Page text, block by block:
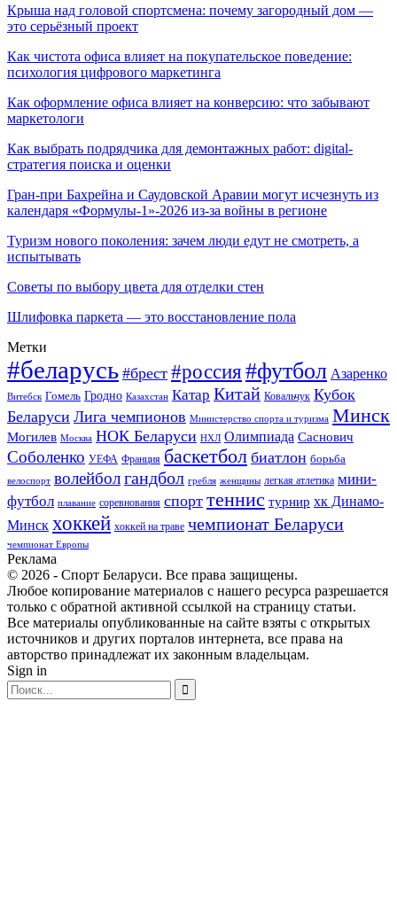
Крыша над головой спортсмена: почему загородный дом —
это серьёзный проект
Как чистота офиса влияет на покупательское поведение:
психология цифрового маркетинга
Как оформление офиса влияет на конверсию: что забывают
маркетологи
Как выбрать подрядчика для демонтажных работ: digital-
стратегия поиска и оценки
Гран-при Бахрейна и Саудовской Аравии могут исчезнуть из
календаря «Формулы-1»-2026 из-за войны в регионе
Туризм нового поколения: зачем люди едут не смотреть, а
испытывать
Советы по выбору цвета для отделки стен
Шлифовка паркета — это восстановление пола
Метки
#беларусь #брест #россия#футбол Азаренко
Витебск Гомель Гродно Казахстан Катар Китай Ковальчук Кубок
Беларуси Лига чемпионов Министерство спорта и туризма Минск
Могилев Москва НОК Беларуси НХЛ Олимпиада Саснович
Соболенко УЕФА Франция баскетбол биатлон борьба
велоспорт волейболгандбол гребля женщины легкая атлетика мини-
футбол плавание соревнования спорт теннис турнир хк Динамо-
Минск хоккей хоккей на траве чемпионат Беларуси
чемпионат Европы
Реклама
© 2026 - Спорт Беларуси. Все права защищены.
Любое копирование материалов с нашего ресурса разрешается
только с обратной активной ссылкой на страницу статьи.
Все материалы опубликованные на сайте взяты с открытых
источников и других порталов интернета, все права на
авторство принадлежат их законным владельцам.
Sign in